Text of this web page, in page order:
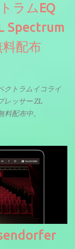
ラムEQ
Spectrum
配布
クトラムイコライ
レッサー ZL
配布中。